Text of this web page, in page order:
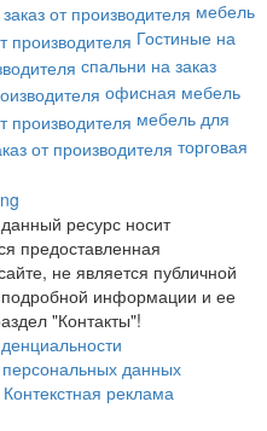
мебель
Гостиные на
спальни на заказ
офисная мебель
мебель для
торговая
ресурс носит
предоставленная
не является публичной
информации и ее
"Контакты"!
данных
Контекстная реклама